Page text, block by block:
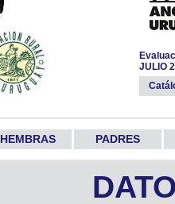
JULIO
HEMBRAS PADRES